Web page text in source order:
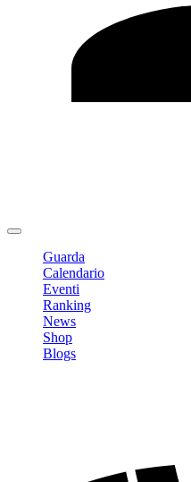
Guarda
Calendario
Eventi
Ranking
News
Shop
Blogs